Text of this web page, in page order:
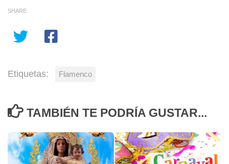
SHARE
Etiquetas: Flamenco
TAMBIÉN TE PODRÍA GUSTAR...